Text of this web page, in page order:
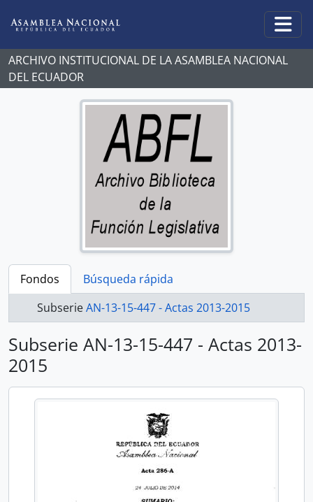
ARCHIVO INSTITUCIONAL DE LA ASAMBLEA NACIONAL
DEL ECUADOR
Fondos
Búsqueda rápida
SubserieAN-13-15-447 - Actas 2013-2015
Subserie AN-13-15-447 - Actas 2013-
2015